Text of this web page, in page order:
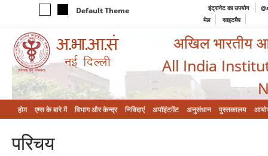
Default Theme इंट्रानेट का उपयोग
मेल
साइटमैप
अखिल भारतीय
All India
होम एम्‍स के बारे में विभाग और केन्‍द्र निविदाएं अपॉइंटमेंट अनुसंधान पुस्तकालय
परिचय